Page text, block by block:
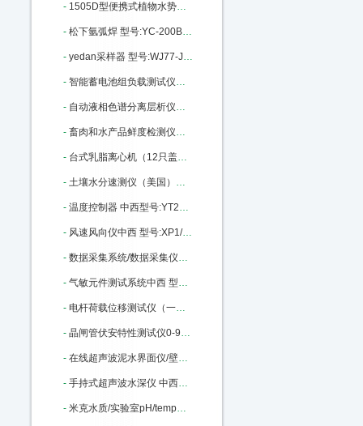
- 1505D型便携式植物水势压力室 型号:ZX56-1505D库号：M405992
- 松下氩弧焊 型号:YC-200BL库号：M405995
- yedan采样器 型号:WJ77-JN3015-330ML库号：M347493
- 智能蓄电池组负载测试仪中西 型号:NYN-FZY-220-20库号：M364905
- 自动液相色谱分离层析仪（组合式）中西 型号:MC99-3库号：M405978
- 畜肉和水产品鲜度检测仪（中西器材） 型号:FX26-CSY-DS803库号：M203049
- 台式乳脂离心机（12只盖勃氏乳脂计）中西 型号:ZX8M/RZ50库号：M388599
- 土壤水分速测仪（美国）中西 型号:YS22/TDR300库号：M223519
- 温度控制器 中西型号:YT26/YLD-6402WG库号：M368186
- 风速风向仪中西 型号:XP1/PH91/PH-SD1库号：M322920
- 数据采集系统/数据采集仪及分析软件（中西） 型号:ZX32/BZ7201库号：M242379
- 气敏元件测试系统中西 型号:WS-30A库号：M368882
- 电杆荷载位移测试仪（一屏）中西型号:WY18-170436库号：M170436
- 晶闸管伏安特性测试仪0-9000V 型号:KM1-DBC-021库号：M205309
- 在线超声波泥水界面仪/壁挂式超声泥水界面仪中西 型号:CQ01-MH-Y5A库号：M23018
- 手持式超声波水深仪 中西器材优势 50米 型号:CQ01-D130库号：M43497
- 米克水质/实验室pH/temp测定仪台式中西 型号:milwaukeech/MI151库号：M322177